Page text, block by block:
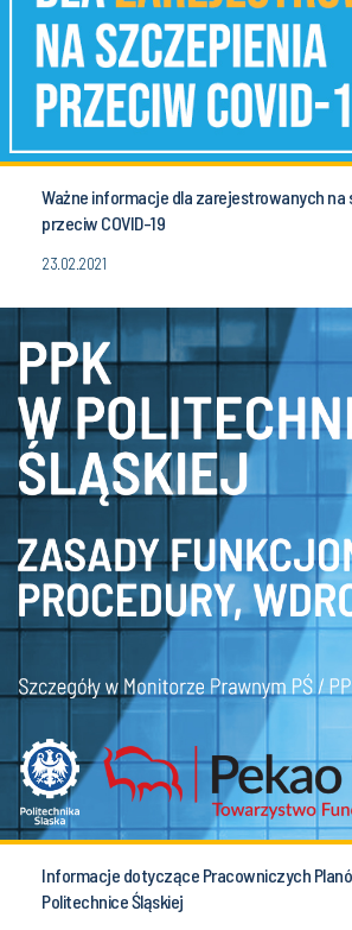
Ważne informacje dla zarejestrowanych na
przeciw COVID-19
23.02.2021
Informacje dotyczące Pracowniczych
Politechnice Śląskiej